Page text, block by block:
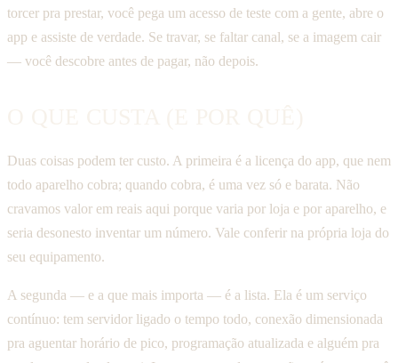
torcer pra prestar, você pega um acesso de teste com a gente, abre o
app e assiste de verdade. Se travar, se faltar canal, se a imagem cair
— você descobre antes de pagar, não depois.
Duas coisas podem ter custo. A primeira é a licença do app, que nem
todo aparelho cobra; quando cobra, é uma vez só e barata. Não
cravamos valor em reais aqui porque varia por loja e por aparelho, e
seria desonesto inventar um número. Vale conferir na própria loja do
seu equipamento.
A segunda — e a que mais importa — é a lista. Ela é um serviço
contínuo: tem servidor ligado o tempo todo, conexão dimensionada
pra aguentar horário de pico, programação atualizada e alguém pra